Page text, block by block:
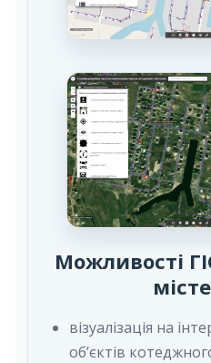
Можливості
візуалізація на
об’єктів